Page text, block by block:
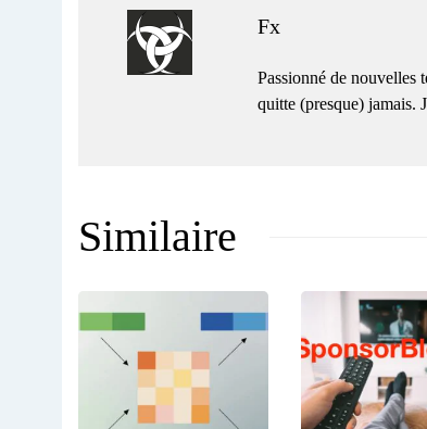
Fx
Passionné de nouvelles
quitte (presque) jamais.
Similaire